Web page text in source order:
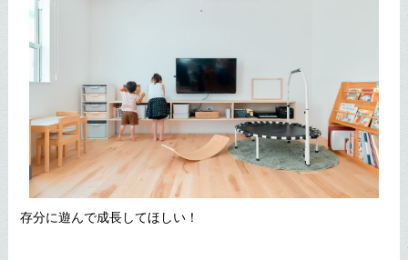
存分に遊んで成長してほしい！